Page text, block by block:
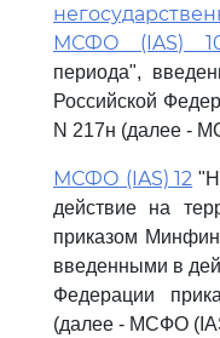
МСФО (IAS)
периода",
Российской
N 217н (далее -
МСФО (IAS) 12
действие на
приказом
введенными в
Федерации
(далее - МСФО